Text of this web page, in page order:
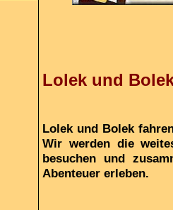
Lolek und
Lolek und Bolek
Wir werden die
besuchen und
Abenteuer erleben.